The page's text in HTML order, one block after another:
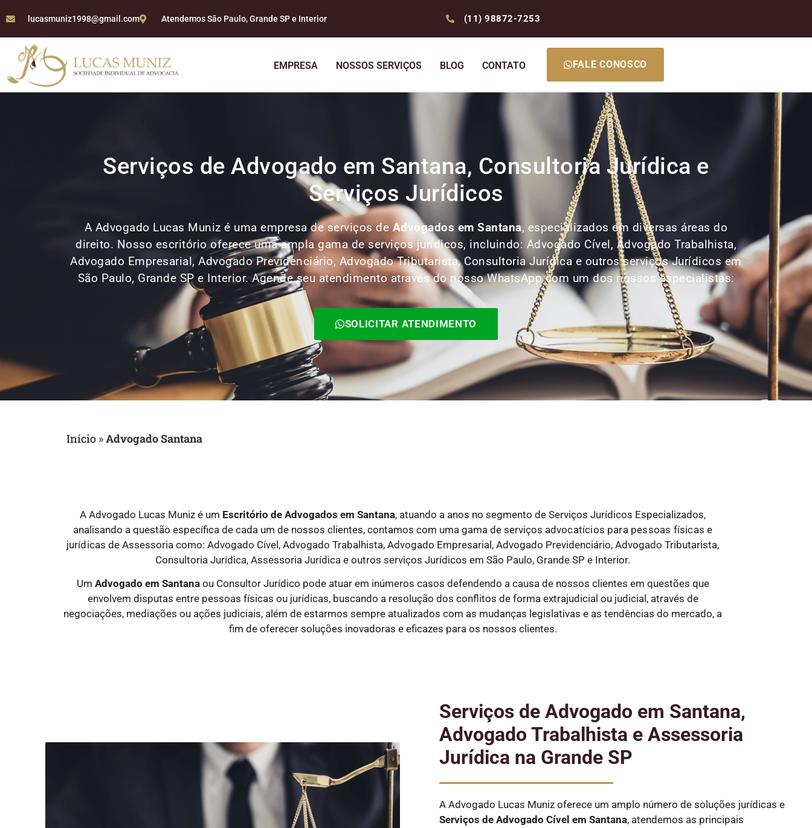
lucasmuniz1998@gmail.com Atendemos São Paulo, Grande SP e Interior (11) 98872-7253
EMPRESA NOSSOS SERVIÇOS BLOG CONTATO FALE CONOSCO
Serviços de Advogado em Santana, Consultoria Jurídica e
Serviços Jurídicos
A Advogado Lucas Muniz é uma empresa de serviços deAdvogados em Santana, especializados em diversas áreas do
direito. Nosso escritório oferece uma ampla gama de serviços jurídicos, incluindo: Advogado Cível, Advogado Trabalhista,
Advogado Empresarial, Advogado Previdenciário, Advogado Tributarista, Consultoria Jurídica e outros serviços Jurídicos em
São Paulo, Grande SP e Interior. Agende seu atendimento através do nosso WhatsApp com um dos nossos especialistas:
SOLICITAR ATENDIMENTO
Início »Advogado Santana
A Advogado Lucas Muniz é um Escritório de Advogados em Santana, atuando a anos no segmento de Serviços Jurídicos Especializados,
analisando a questão específica de cada um de nossos clientes, contamos com uma gama de serviços advocatícios para pessoas físicas e
jurídicas de Assessoria como: Advogado Cível, Advogado Trabalhista, Advogado Empresarial, Advogado Previdenciário, Advogado Tributarista,
Consultoria Jurídica, Assessoria Jurídica e outros serviços Jurídicos em São Paulo, Grande SP e Interior.
Um Advogado em Santanaou Consultor Jurídico pode atuar em inúmeros casos defendendo a causa de nossos clientes em questões que
envolvem disputas entre pessoas físicas ou jurídicas, buscando a resolução dos conflitos de forma extrajudicial ou judicial, através de
negociações, mediações ou ações judiciais, além de estarmos sempre atualizados com as mudanças legislativas e as tendências do mercado, a
fim de oferecer soluções inovadoras e eficazes para os nossos clientes.
Serviços de Advogado em Santana,
Advogado Trabalhista e Assessoria
Jurídica na Grande SP
A Advogado Lucas Muniz oferece um amplo número de soluções jurídicas e
Serviços de Advogado Cívelem Santana, atendemos as principais